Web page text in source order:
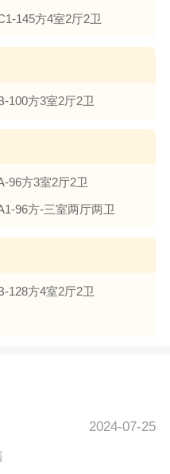
145方4室2厅2卫
100方3室2厅2卫
96方3室2厅2卫
96方-三室两厅两卫
128方4室2厅2卫
2024-07-25